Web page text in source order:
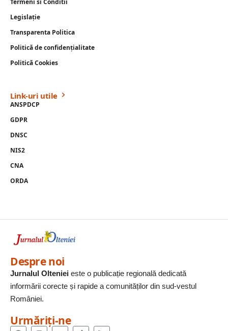
Legislație
Transparenta Politica
Politică de confidențialitate
Politică Cookies
Link-uri utile
ANSPDCP
GDPR
DNSC
NIS2
CNA
ORDA
Despre noi
Jurnalul Olteniei este o publicație regională dedicată
informării corecte și rapide a comunităților din sud-vestul
României.
Urmăriți-ne